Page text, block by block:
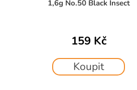
1,6g No.50 Black Insect
159 Kč
Koupit